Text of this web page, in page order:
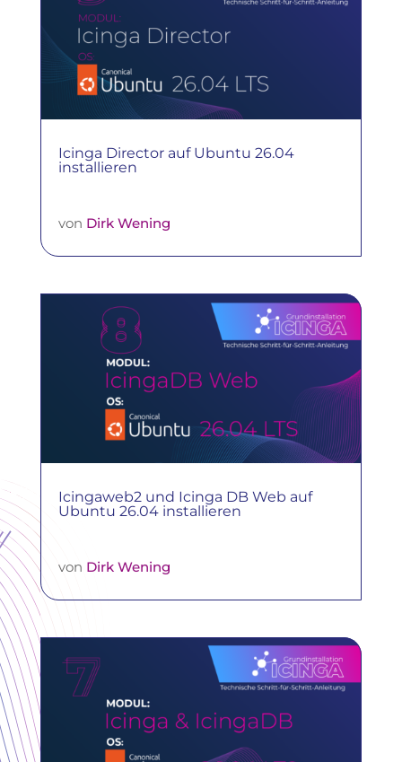
Icinga Director auf Ubuntu 26.04
installieren
von Dirk Wening
Icingaweb2 und Icinga DB Web auf
Ubuntu 26.04 installieren
von Dirk Wening